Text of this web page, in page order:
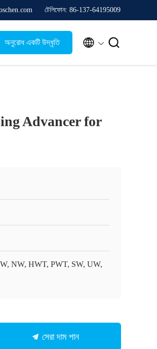
টেলিফোন: 86-137-64195009
অনুরোধ একটি উদ্ধৃতি  
Advancer for
NW, HWT, PWT, SW, UW,
সেরা দাম পান